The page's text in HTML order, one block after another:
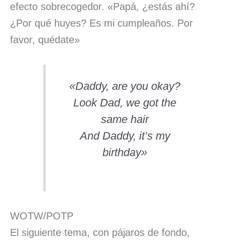
efecto sobrecogedor. «Papá, ¿estás ahí?
¿Por qué huyes? Es mi cumpleaños. Por
favor, quédate»
«Daddy, are you okay?
Look Dad, we got the
same hair
And Daddy, it’s my
birthday»
WOTW/POTP
El siguiente tema, con pájaros de fondo,